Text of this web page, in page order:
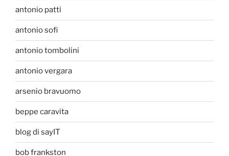
antonio patti
antonio sofi
antonio tombolini
antonio vergara
arsenio bravuomo
beppe caravita
blog di sayIT
bob frankston